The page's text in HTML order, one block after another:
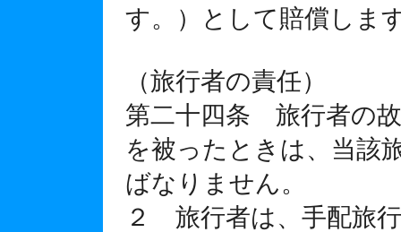
す。）として賠償しま
（旅行者の責任）
第二十四条 旅行者の
を被ったときは、当該
ばなりません。
２ 旅行者は、手配旅